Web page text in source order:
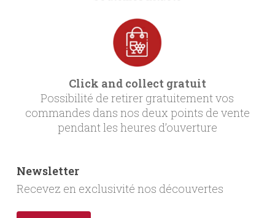
Click and collect gratuit
Possibilité de retirer gratuitement vos
commandes dans nos deux points de vente
pendant les heures d’ouverture
Newsletter
Recevez en exclusivité nos découvertes